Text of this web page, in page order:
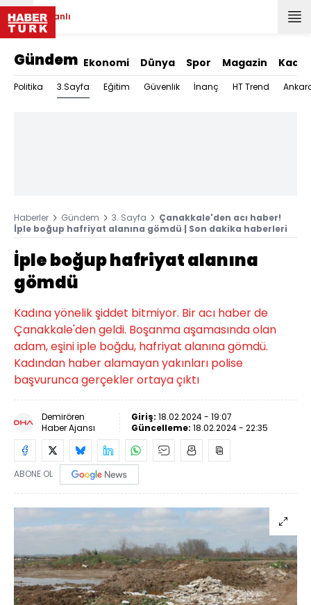
Canlı
Gündem Ekonomi Dünya Spor Magazin Kadın
Politika 3.Sayfa Eğitim Güvenlik İnanç HT Trend
Haberler Gündem 3. Sayfa
Çanakkale'den acı haber!
İple boğup hafriyat alanına gömdü | Son dakika haberleri
İple boğup hafriyat alanına
gömdü
Kadına yönelik şiddet bitmiyor. Bir acı haber de
Çanakkale'den geldi. Boşanma aşamasında olan
adam, eşini iple boğdu, hafriyat alanına gömdü.
Kadından haber alamayan yakınları polise
başvurunca gerçekler ortaya çıktı
Demirören
Haber Ajansı
Giriş: 18.02.2024 - 19:07
Güncelleme: 18.02.2024 - 22:35
ABONE OL